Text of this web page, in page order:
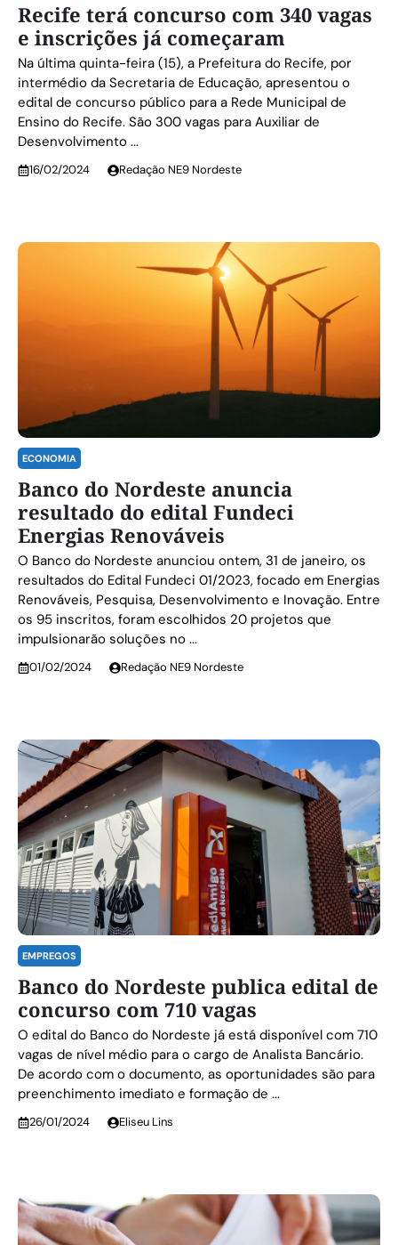
Recife terá concurso com 340 vagas
e inscrições já começaram
Na última quinta-feira (15), a Prefeitura do Recife, por
intermédio da Secretaria de Educação, apresentou o
edital de concurso público para a Rede Municipal de
Ensino do Recife. São 300 vagas para Auxiliar de
Desenvolvimento ...
16/02/2024 Redação NE9 Nordeste
ECONOMIA
Banco do Nordeste anuncia
resultado do edital Fundeci
Energias Renováveis
O Banco do Nordeste anunciou ontem, 31 de janeiro, os
resultados do Edital Fundeci 01/2023, focado em Energias
Renováveis, Pesquisa, Desenvolvimento e Inovação. Entre
os 95 inscritos, foram escolhidos 20 projetos que
impulsionarão soluções no ...
01/02/2024 Redação NE9 Nordeste
EMPREGOS
Banco do Nordeste publica edital de
concurso com 710 vagas
O edital do Banco do Nordeste já está disponível com 710
vagas de nível médio para o cargo de Analista Bancário.
De acordo com o documento, as oportunidades são para
preenchimento imediato e formação de ...
26/01/2024 Eliseu Lins